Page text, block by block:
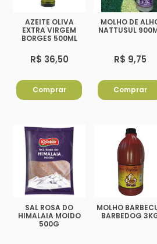
AZEITE OLIVA
EXTRA VIRGEM
BORGES 500ML
R$ 36,50
Comprar
MOLHO DE
NATTUSUL
R$ 9,75
Comprar
SAL ROSA DO
HIMALAIA MOIDO
500G
MOLHO
BARBEDOG